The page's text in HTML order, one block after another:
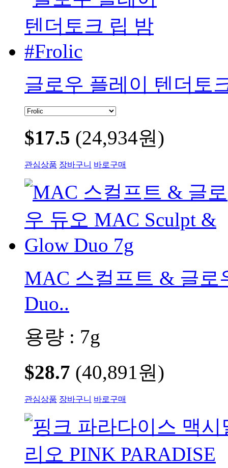
글로우 플레이 텐더토
$17.5 (24,934원)
관심상품 장바구니 바로구매
MAC 스컬프트 & 글로
Duo..
용량 : 7g
$28.7 (40,891원)
관심상품 장바구니 바로구매